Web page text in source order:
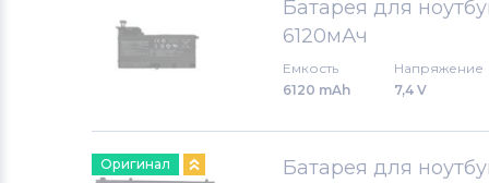
Аккумуляторы для ноутбуков
Клавиатуры
Аккумуляторы для ноутбуков
Аккумуляторы для ноутбуков
Батарея для
6120мАч
Емкость
6120 mAh
Напряжение
7,4 V
Оригинал
Батарея для